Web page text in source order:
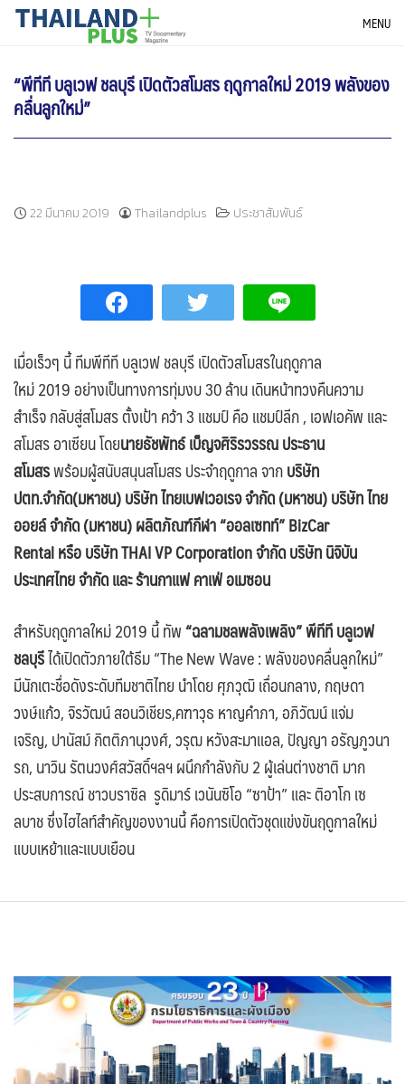
SkipTHAILANDPLUS NEWS MENU
“พีทีที บลูเวฟ ชลบุรี เปิดตัวสโมสร ฤดูกาลใหม่ 2019 พลังของ
คลื่นลูกใหม่”
22 มีนาคม 2019 Thailandplus ประชาสัมพันธ์
เมื่อเร็วๆ นี้ ทีมพีทีที บลูเวฟ ชลบุรี เปิดตัวสโมสรในฤดูกาล
ใหม่ 2019 อย่างเป็นทางการทุ่มงบ 30 ล้าน เดินหน้าทวงคืนความ
สำเร็จ กลับสู่สโมสร ตั้งเป้า คว้า 3 แชมป์ คือ แชมป์ลีก , เอฟเอคัพ และ
สโมสร อาเซียน โดยนายธัชพัทธ์ เบ็ญจศิริรวรรณ ประธาน
สโมสรพร้อมผู้สนับสนุนสโมสร ประจำฤดูกาล จากบริษัท
ปตท.จำกัด(มหาชน) บริษัท ไทยเบฟเวอเรจ จำกัด (มหาชน) บริษัท ไทย
ออยล์ จำกัด (มหาชน) ผลิตภัณฑ์กีฬา “ออลเซทท์”BizCar
Rental หรือ บริษัท THAI VP Corporation จำกัด บริษัท นิจิบัน
ประเทศไทย จำกัด และ ร้านกาแฟ คาเฟ่ อเมซอน
สำหรับฤดูกาลใหม่ 2019 นี้ ทัพ“ฉลามชลพลังเพลิง” พีทีที บลูเวฟ
ชลบุรีได้เปิดตัวภายใต้ธีม “The New Wave : พลังของคลื่นลูกใหม่”
มีนักเตะชื่อดังระดับทีมชาติไทย นำโดย ศุภวุฒิ เถื่อนกลาง, กฤษดา
วงษ์แก้ว, จิรวัฒน์ สอนวิเชียร,คฑาวุธ หาญคำภา, อภิวัฒน์ แจ่ม
เจริญ, ปานัสม์ กิตติภานุวงศ์, วรุฒ หวังสะมาแอล, ปัญญา อรัญภูวนา
รถ, นาวิน รัตนวงศ์สวัสดิ์ฯลฯ ผนึกกำลังกับ 2 ผู้เล่นต่างชาติ มาก
ประสบการณ์ ชาวบราซิล รูดิมาร์ เวนันซิโอ “ซาป้า” และ ติอาโก เซ
ลบาช ซึ่งไฮไลท์สำคัญของงานนี้ คือการเปิดตัวชุดแข่งขันฤดูกาลใหม่
แบบเหย้าและแบบเยือน